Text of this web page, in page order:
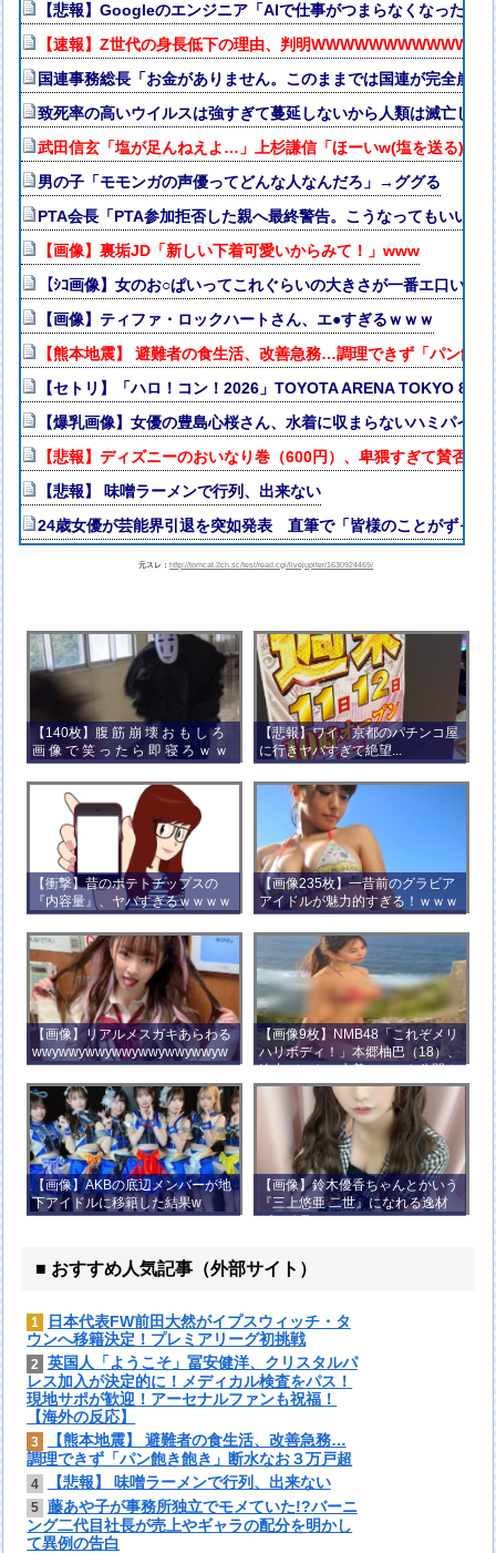
【悲報】Googleのエンジニア「AIで仕事がつまらなくなった」
【速報】Z世代の身長低下の理由、判明
国連事務総長「お金がありません。このままでは国連が完全崩壊
致死率の高いウイルスは強すぎて蔓延しないから人類は滅亡しな
武田信玄「塩が足んねえよ…」上杉謙信「ほーいw(塩を送る)」
男の子「モモンガの声優ってどんな人なんだろ」→ググる
PTA会長「PTA参加拒否した親へ最終警告。こうなってもいい？
【画像】裏垢JD「新しい下着可愛いからみて！」www
【ｼｺ画像】女のお○ぱいってこれぐらいの大きさが一番エ口いよ
【画像】ティファ・ロックハートさん、エ●すぎるｗｗｗ
【熊本地震】 避難者の食生活、改善急務…調理できず「パン飽
【セトリ】「ハロ！コン！2026」TOYOTA ARENA TOKYO 8月
【爆乳画像】女優の豊島心桜さん、水着に収まらないハミパイ
【悲報】ディズニーのおいなり巻（600円）、卑猥すぎて賛否
【悲報】 味噌ラーメンで行列、出来ない
24歳女優が芸能界引退を突如発表 直筆で「皆様のことがずっと
元スレ： http://tomcat.2ch.sc/test/read.cgi/livejupiter/1630924469/
【140枚】腹 筋 崩 壊 お も し ろ
画 像 で 笑 っ た ら 即 寝 ろ ｗ ｗ
ｗ ｗ ｗ ｗ ｗ ｗ ｗ ｗ ｗ ｗ
【悲報】ワイ、京都のパチンコ屋
に行きヤバすぎて絶望...
【衝撃】昔のポテトチップスの
『内容量』、ヤバすぎるｗｗｗｗ
ｗｗｗｗ
【画像235枚】一昔前のグラビア
アイドルが魅力的すぎる！ｗｗｗ
【画像】リアルメスガキあらわる
wwywwywwywwywwywwywwyw
wywwy
【画像9枚】NMB48「これぞメリ
ハリボディ！」本郷柚巴（18）、
迫力バストの水着ショット公開！
【画像】AKBの底辺メンバーが地
下アイドルに移籍した結果w
【画像】鈴木優香ちゃんとかいう
『三上悠亜 二世』になれる逸材
がコチラ
■ おすすめ人気記事（外部サイト）
1
日本代表FW前田大然がイプスウィッチ・タ
ウンへ移籍決定！プレミアリーグ初挑戦
2 英国人「ようこそ」冨安健洋、クリスタルパ
レス加入が決定的に！メディカル検査をパス！
現地サポが歓迎！アーセナルファンも祝福！
【海外の反応】
3
【熊本地震】 避難者の食生活、改善急務…
調理できず「パン飽き飽き」断水なお３万戸超
4 【悲報】 味噌ラーメンで行列、出来ない
5 藤あや子が事務所独立でモメていた!?バーニ
ング二代目社長が売上やギャラの配分を明かし
て異例の告白